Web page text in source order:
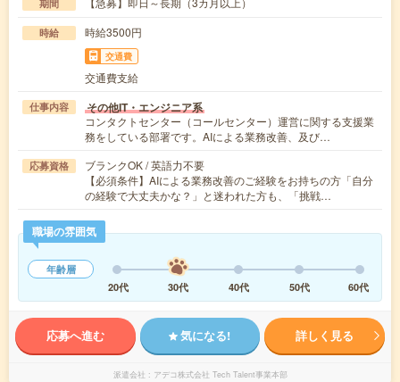
期間
時給 時給3500円
交通費
交通費支給
仕事内容 その他IT・エンジニア系
コンタクトセンター（コールセンター）運営に関する支援業
務をしている部署です。AIによる業務改善、及び…
応募資格
ブランクOK / 英語力不要
【必須条件】AIによる業務改善のご経験をお持ちの方「自分
の経験で大丈夫かな？」と迷われた方も、「挑戦…
職場の雰囲気
年齢層
20代
30代 40代 50代 60代
応募へ進む 気になる! 詳しく見る
派遣会社 アデコ株式会社 Tech Talent事業本部